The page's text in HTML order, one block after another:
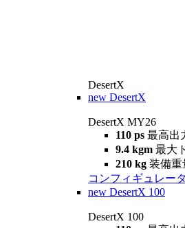
DesertX
new DesertX
DesertX MY26
110 ps 最高出
9.4 kgm 最大
210 kg 装備重
コンフィギュレー
new DesertX 100
DesertX 100